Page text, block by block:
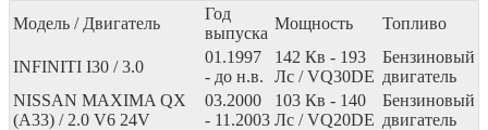
Модель / Двигатель
Год
выпуска
Мощность Топливо
INFINITI I30 / 3.0
01.1997
- до н.в.
142 Кв - 193
Лс / VQ30DE
Бензиновый
двигатель
NISSAN MAXIMA QX
(A33) / 2.0 V6 24V
03.2000
- 11.2003
103 Кв - 140
Лс / VQ20DE
Бензиновый
двигатель